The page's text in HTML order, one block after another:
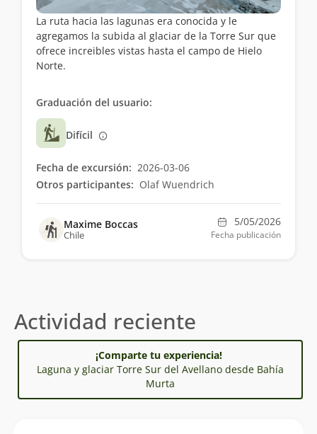
La ruta hacia las lagunas era conocida y le
agregamos la subida al glaciar de la Torre Sur que
ofrece increibles vistas hasta el campo de Hielo
Norte.
Graduación del usuario:
Difícil
Fecha de excursión: 2026-03-06
Otros participantes: Olaf Wuendrich
Maxime Boccas
Chile
5/05/2026
Fecha publicación
Actividad reciente
¡Comparte tu experiencia!
Laguna y glaciar Torre Sur del Avellano desde Bahía
Murta